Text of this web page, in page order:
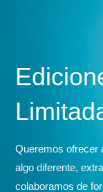
Queremos ofrecer
algo diferente,
colaboramos de